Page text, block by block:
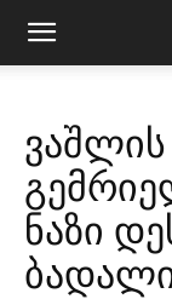
ნაზი